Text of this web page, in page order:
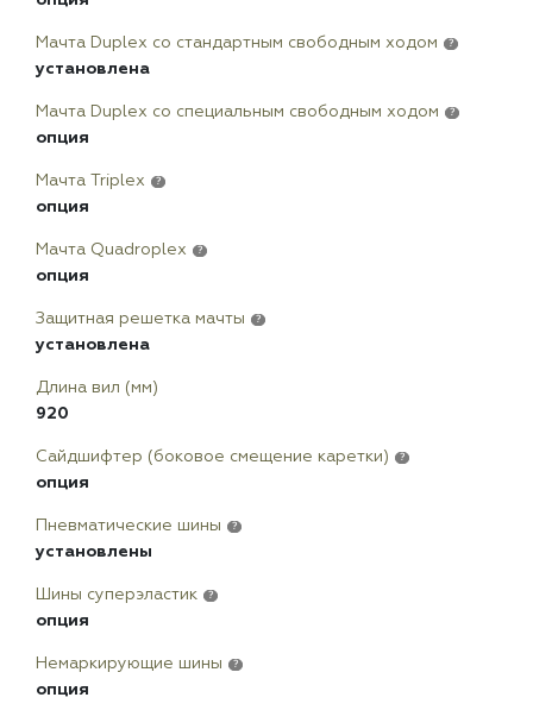
Мачта Duplex сo стандартным свободным ходом ?
установлена
Мачта Duplex со специальным свободным ходом ?
опция
Мачта Triplex ?
опция
Мачта Quadroplex ?
опция
Защитная решетка мачты ?
установлена
Длина вил (мм)
920
Сайдшифтер (боковое смещение каретки) ?
опция
Пневматические шины ?
установлены
Шины суперэластик ?
опция
Немаркирующие шины ?
опция